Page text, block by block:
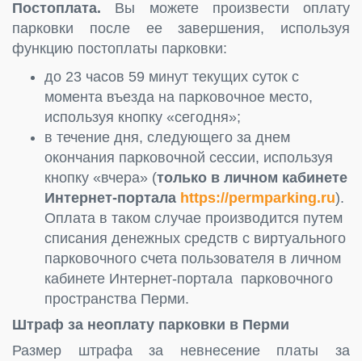
Постоплата. Вы можете произвести оплату
парковки после ее завершения, используя
функцию постоплаты парковки:
до 23 часов 59 минут текущих суток с
момента въезда на парковочное место,
используя кнопку «сегодня»;
в течение дня, следующего за днем
окончания парковочной сессии, используя
кнопку «вчера» (только в личном кабинете
Интернет-портала https://permparking.ru).
Оплата в таком случае производится путем
списания денежных средств с виртуального
парковочного счета пользователя в личном
кабинете Интернет-портала парковочного
пространства Перми.
Штраф за неоплату парковки в Перми
Размер штрафа за невнесение платы за